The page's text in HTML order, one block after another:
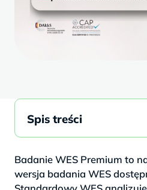
Badanie WES Premium to
wersja badania WES
Spis treści